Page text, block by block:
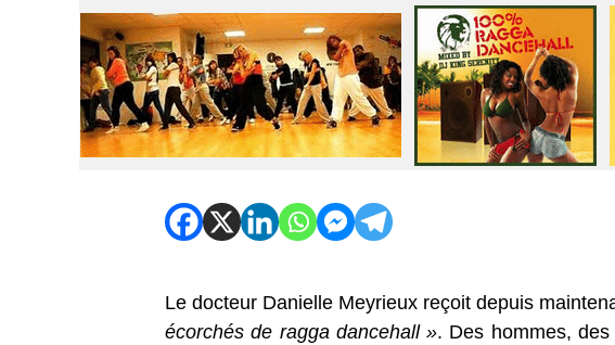
Le docteur Danielle Meyrieux reçoit depuis
écorchés de ragga dancehall ». Des hommes,